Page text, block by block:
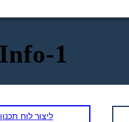
1
ליצור לוח תכנון